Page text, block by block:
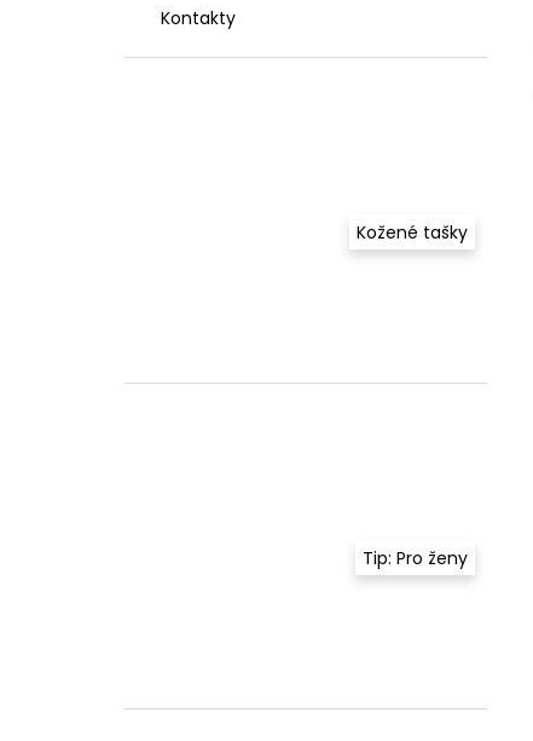
Kontakty
Kožené tašky
Tip: Pro ženy